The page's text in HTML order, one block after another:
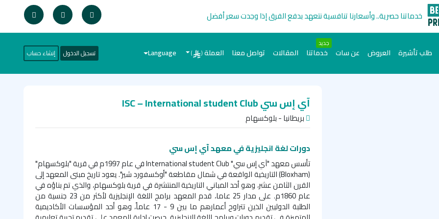
خدماتنا حصرية.. وأسعارنا تنافسية نتعهد بدفع الفرق إذا وجدت سعر أفضل
طلب تأشيرة العروض عن سات
جديد
خدماتنا المقالات تواصل معنا العملة(
)
Language تسجيل الدخول إنشاء حساب
آي إس سي ISC – International student Club
بريطانيا - بلوكسهام
دورات لغة انجليزية في معهد آي إس سي
تأسس معهد "آي إس سي"International student Club في عام 1997م في قرية "بلوكسهام"
(
Bloxham) التاريخية الواقعة في شمال مقاطعة "أوكسفورد شير". يعود تاريخ مبنى المعهد إلى
القرن الثامن عشر، وهو أحد المباني التاريخية المنتشرة في قرية بلوكسهام، والذي تم بناؤه في
عام 1860م. على مدار 25 عاما، قدم المعهد برامج اللغة الإنجليزية لأكثر من 23 جنسية من
الطلبة الدوليين الذين تتراوح أعمارهم ما بين 9 - 17 عاماً، وهو أحد المؤسسات الأكاديمية